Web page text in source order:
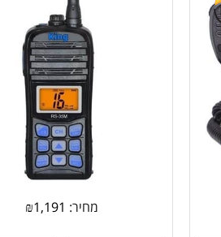
מחיר: ₪1,191